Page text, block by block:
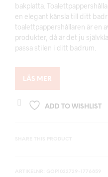
bakplatta.
en elegant känsla till ditt
toalettpappershållaren är en
produkter, då är det ju
passa stilen i ditt badrum.
LÄS MER
ADD TO WISHLIST